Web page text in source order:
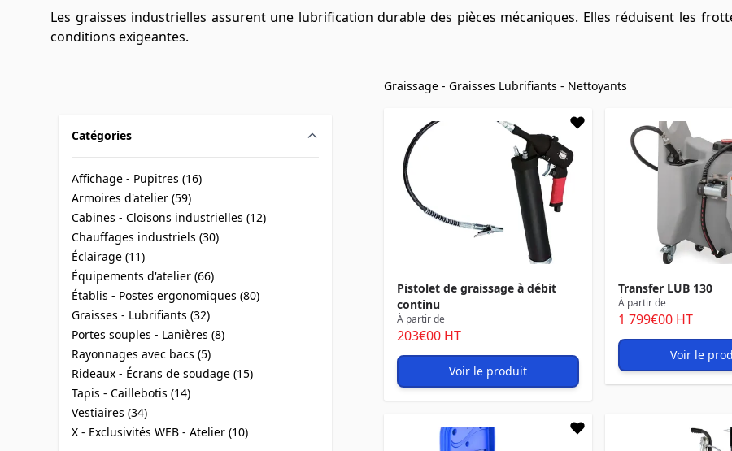
Les graisses industrielles assurent une lubrification durable des pièces mécaniques. Elles réduisent les
conditions exigeantes.
Catégories
Affichage - Pupitres (16
products available
)
Armoires d'atelier (59
products available
)
Cabines - Cloisons industrielles (12
products available
)
Chauffages industriels (30
products available
)
Éclairage (11
products available
)
Équipements d'atelier (66
products available
)
Établis - Postes ergonomiques (80
products available
)
Graisses - Lubrifiants (32
products available
)
Portes souples - Lanières (8
products available
)
Rayonnages avec bacs (5
products available
)
Rideaux - Écrans de soudage (15
products available
)
Tapis - Caillebotis (14
products available
)
Vestiaires (34
products available
)
X - Exclusivités WEB - Atelier (10
products available
)
Graissage - Graisses Lubrifiants - Nettoyants
Pistolet de graissage à débit
continu
À partir de
203€00 HT
Voir le produit
Transfer LUB 130
À partir de
1 799€00 HT
Voir le